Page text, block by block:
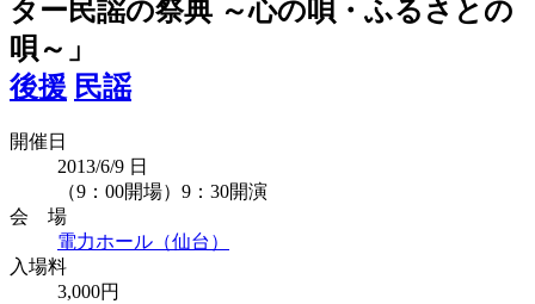
ター民謡の祭典 ～心の唄・ふるさとの
唄～」
後援 民謡
開催日
2013/6/9 日
（9：00開場）9：30開演
会 場
電力ホール（仙台）
入場料
3,000円